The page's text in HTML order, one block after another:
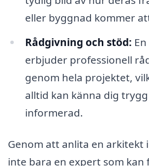
eller byggnad kommer
Rådgivning och stöd:
erbjuder professionell
genom hela projektet,
alltid kan känna dig
informerad.
Genom att anlita en arkitekt
inte bara en expert som kan